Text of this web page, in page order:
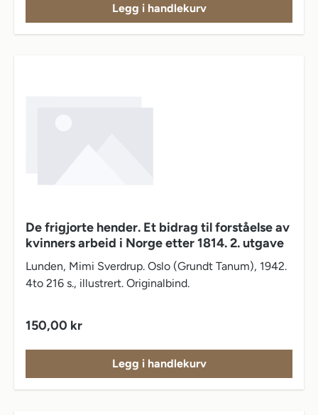
Legg i handlekurv
De frigjorte hender. Et bidrag til forståelse av
kvinners arbeid i Norge etter 1814. 2. utgave
Lunden, Mimi Sverdrup. Oslo (Grundt Tanum), 1942.
4to 216 s., illustrert. Originalbind.
Vanlig pris:
150,00 kr
Legg i handlekurv